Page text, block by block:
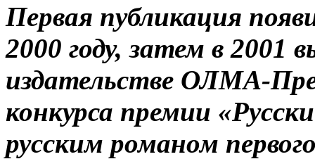
Первая публикация
2000 году, затем в 2001
издательстве ОЛМА-
конкурса премии
русским романом